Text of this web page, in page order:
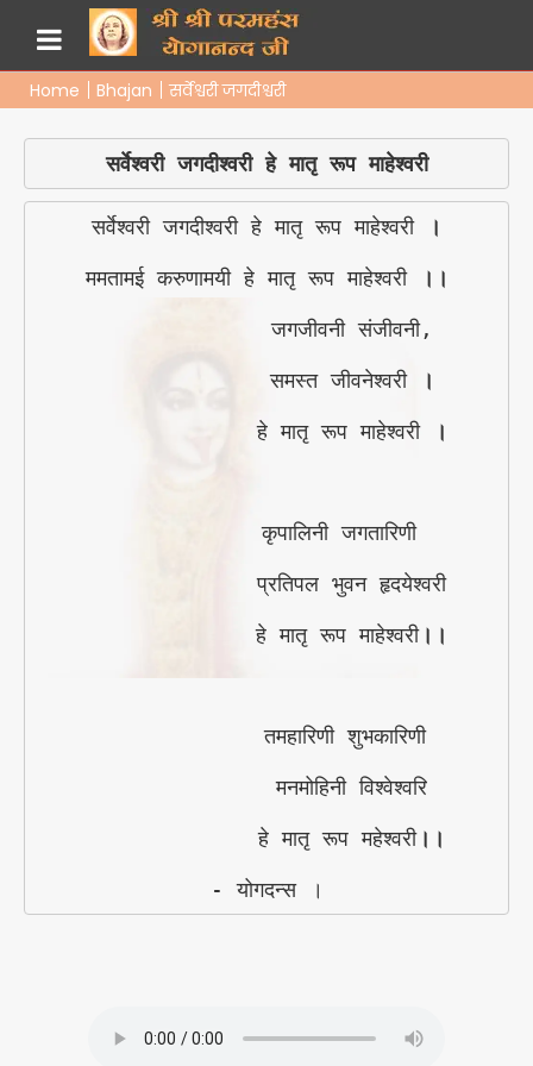
Home Bhajan सर्वेश्वरी जगदीश्वरी
सर्वेश्वरी जगदीश्वरी हे मातृ रूप माहेश्वरी
सर्वेश्वरी जगदीश्वरी हे मातृ रूप माहेश्वरी ।
ममतामई करुणामयी हे मातृ रूप माहेश्वरी ।।
             जगजीवनी संजीवनी,
             समस्त जीवनेश्वरी
।
             हे मातृ रूप माहेश्वरी
।
            कृपालिनी जगतारिणी
             प्रतिपल भुवन हृदयेश्वरी
             हे मातृ रूप माहेश्वरी
।।
             तमहारिणी शुभकारिणी
             मनमोहिनी विश्वेश्वरि
             हे मातृ रूप महेश्वरी
।।
- योगदन्स ।